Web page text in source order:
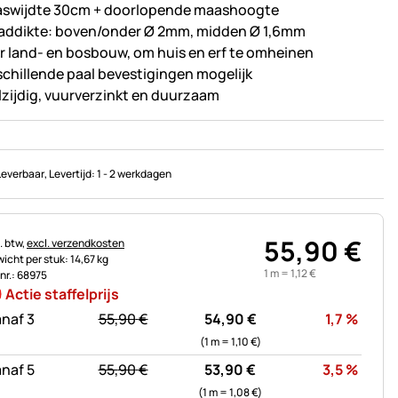
30cm + doorlopende maashoogte
boven/onder Ø 2mm, midden Ø 1,6mm
land- en bosbouw, om huis en erf te omheinen
paal bevestigingen mogelijk
vuurverzinkt en duurzaam
, Levertijd:1 - 2 werkdagen
btw,excl. verzendkosten
per stuk: 14,67 kg
68975
55,90€
1 m =1,12€
Actie staffelprijs
3
statt:
55,90€ 54,90€
(1 m =1,10€)
1,7 %
5 statt:
55,90€ 53,90€
(1 m =1,08€)
3,5%